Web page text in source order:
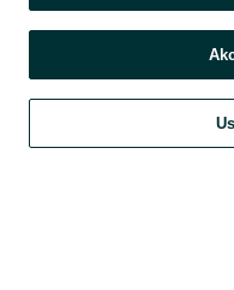
Szukaj Obserwujesz